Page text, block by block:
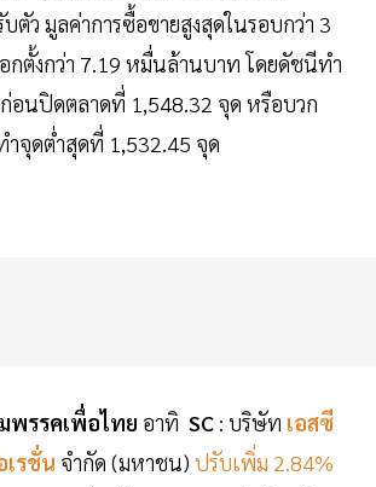
ตัว มูลค่าการซื้อขายสูงสุดในรอบกว่า 3
กตั้งกว่า 7.19 หมื่นล้านบาท โดยดัชนีทำ
อนปิดตลาดที่ 1,548.32 จุด หรือบวก
ำจุดต่ำสุดที่ 1,532.45 จุด
พรรคเพื่อไทย อาทิ SC : บริษัท เอสซี
เรชั่น จำกัด (มหาชน) ปรับเพิ่ม 2.84%